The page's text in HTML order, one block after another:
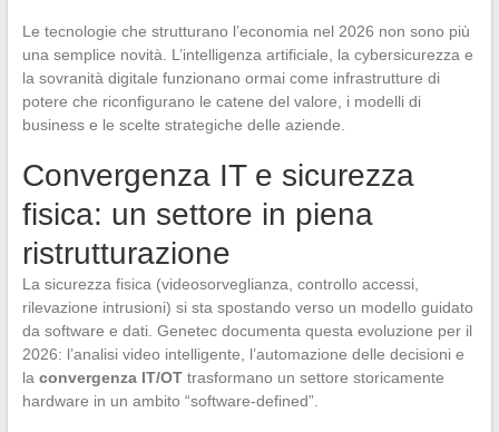
Le tecnologie che strutturano l’economia nel 2026 non sono più
una semplice novità. L’intelligenza artificiale, la cybersicurezza e
la sovranità digitale funzionano ormai come infrastrutture di
potere che riconfigurano le catene del valore, i modelli di
business e le scelte strategiche delle aziende.
Convergenza IT e sicurezza
fisica: un settore in piena
ristrutturazione
La sicurezza fisica (videosorveglianza, controllo accessi,
rilevazione intrusioni) si sta spostando verso un modello guidato
da software e dati. Genetec documenta questa evoluzione per il
2026: l’analisi video intelligente, l’automazione delle decisioni e
la convergenza IT/OTtrasformano un settore storicamente
hardware in un ambito “software-defined”.